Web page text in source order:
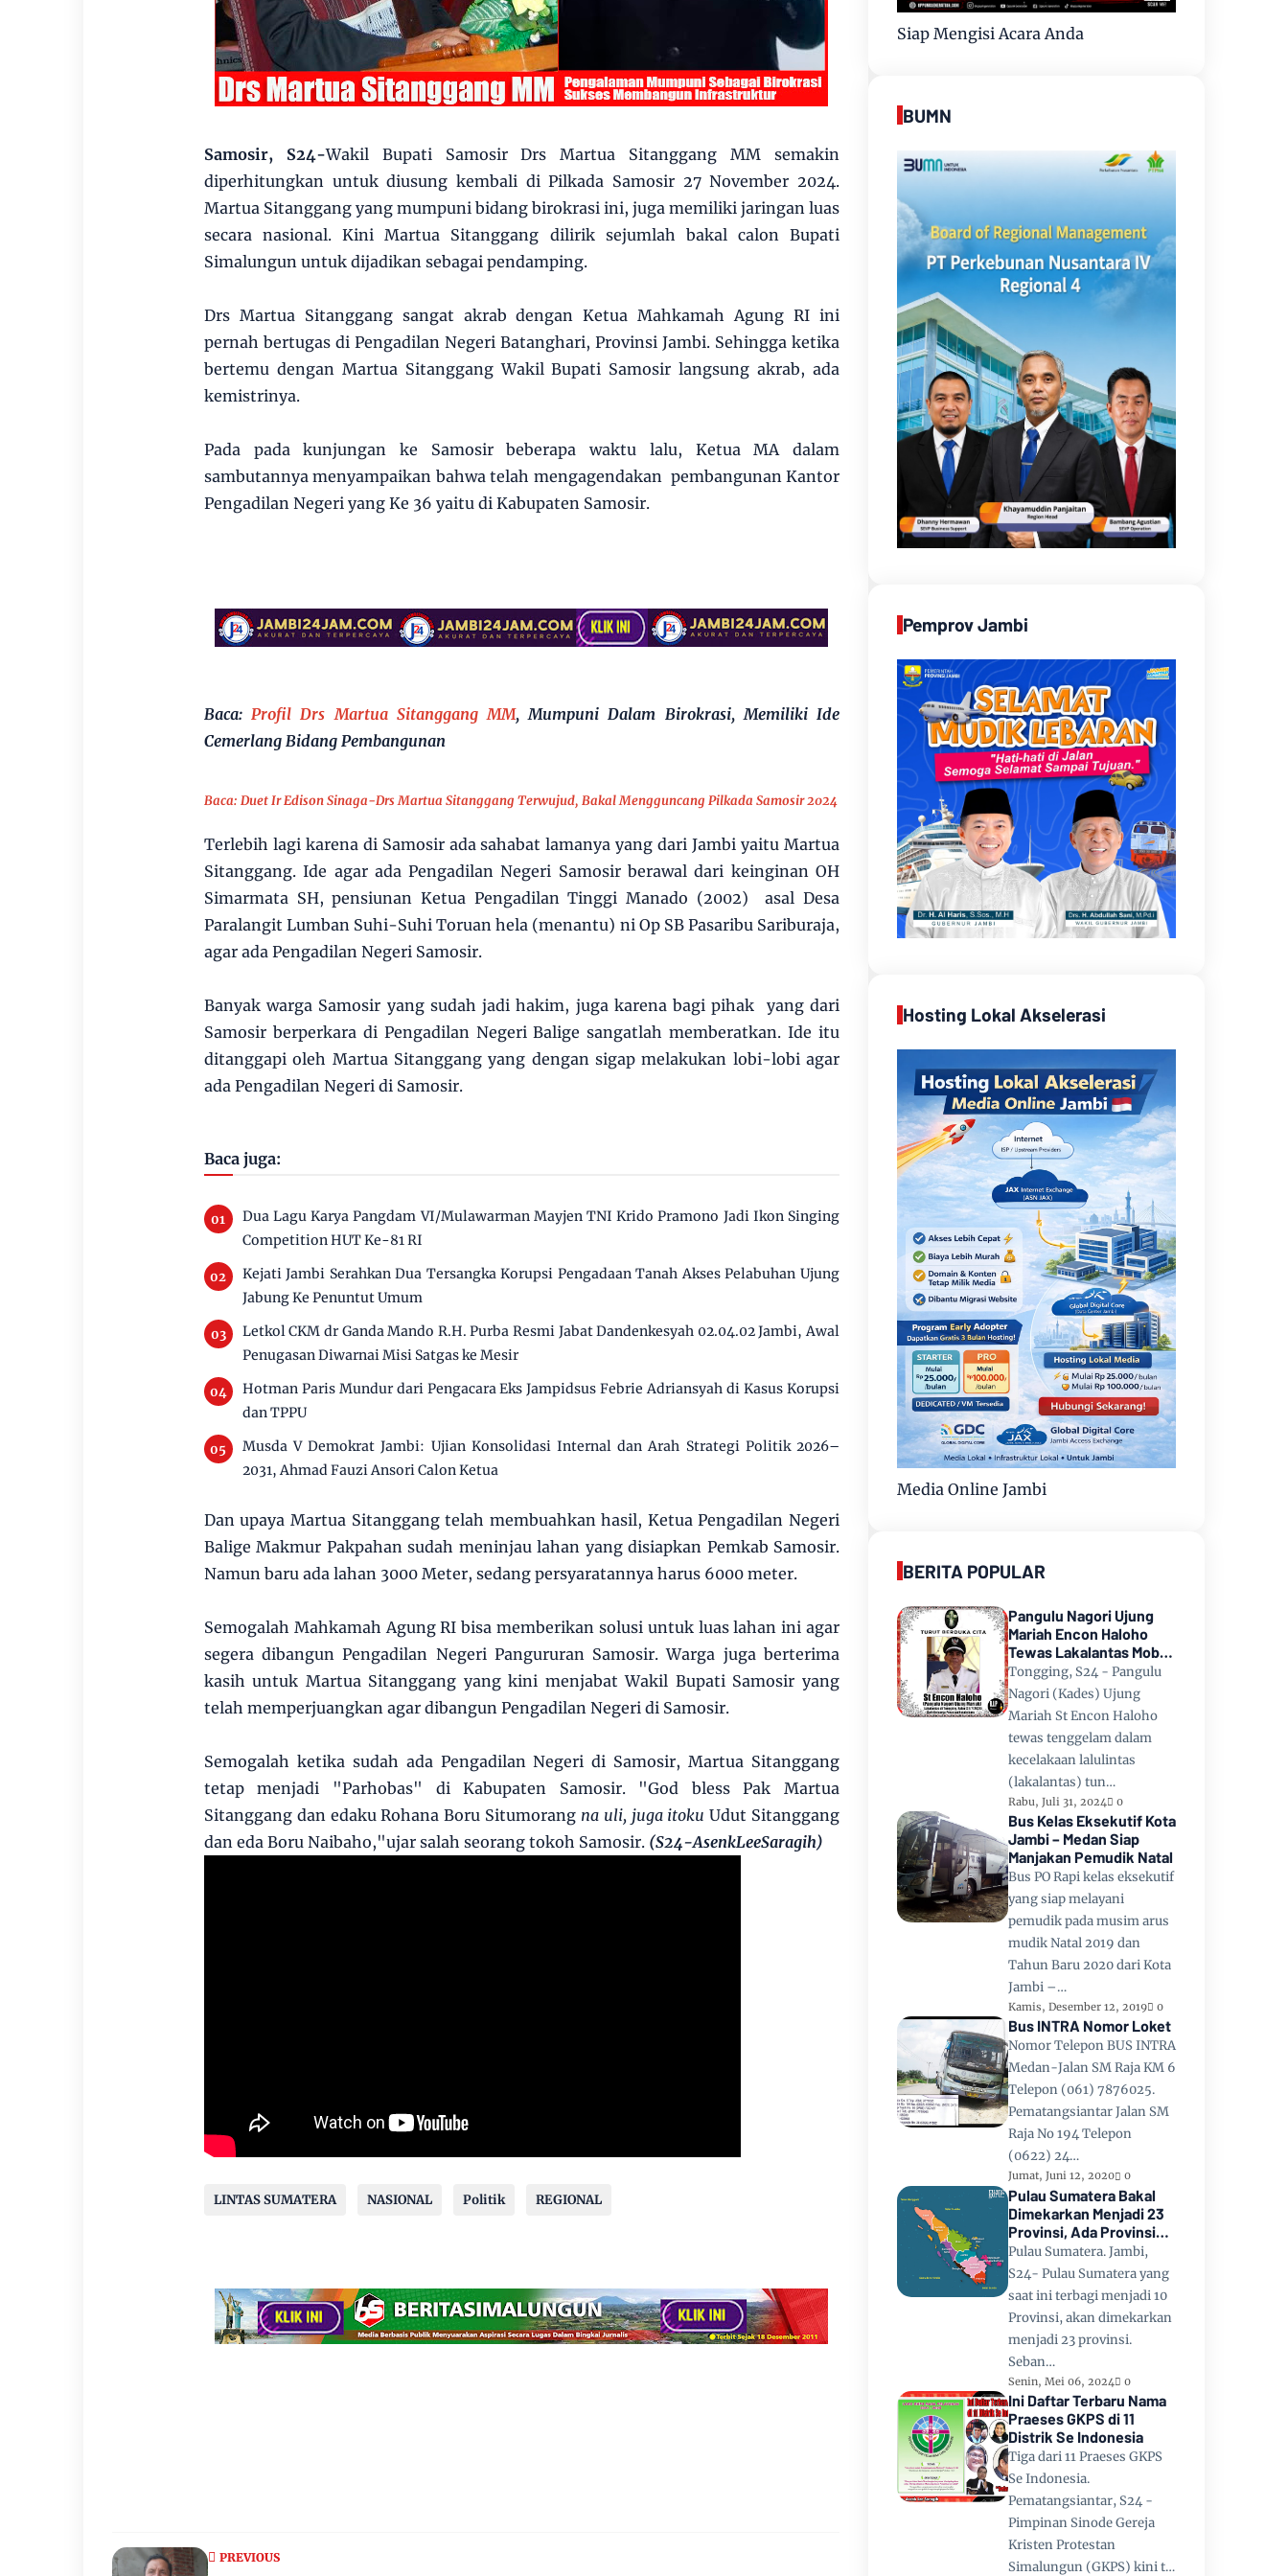
Samosir, S24-Wakil Bupati Samosir Drs Martua Sitanggang MM semakin
diperhitungkan untuk diusung kembali di Pilkada Samosir 27 November 2024.
Martua Sitanggang yang mumpuni bidang birokrasi ini, juga memiliki jaringan luas
secara nasional. Kini Martua Sitanggang dilirik sejumlah bakal calon Bupati
Simalungun untuk dijadikan sebagai pendamping.
Drs Martua Sitanggang sangat akrab dengan Ketua Mahkamah Agung RI ini
pernah bertugas di Pengadilan Negeri Batanghari, Provinsi Jambi. Sehingga ketika
bertemu dengan Martua Sitanggang Wakil Bupati Samosir langsung akrab, ada
kemistrinya.
Pada pada kunjungan ke Samosir beberapa waktu lalu, Ketua MA dalam
sambutannya menyampaikan bahwa telah mengagendakan pembangunan Kantor
Pengadilan Negeri yang Ke 36 yaitu di Kabupaten Samosir.
Baca:Profil Drs Martua Sitanggang MM, Mumpuni Dalam Birokrasi, Memiliki Ide
Cemerlang Bidang Pembangunan
Baca: Duet Ir Edison Sinaga-Drs Martua Sitanggang Terwujud, Bakal Mengguncang Pilkada Samosir 2024
Terlebih lagi karena di Samosir ada sahabat lamanya yang dari Jambi yaitu Martua
Sitanggang. Ide agar ada Pengadilan Negeri Samosir berawal dari keinginan OH
Simarmata SH, pensiunan Ketua Pengadilan Tinggi Manado (2002) asal Desa
Paralangit Lumban Suhi-Suhi Toruan hela (menantu) ni Op SB Pasaribu Sariburaja,
agar ada Pengadilan Negeri Samosir.
Banyak warga Samosir yang sudah jadi hakim, juga karena bagi pihak yang dari
Samosir berperkara di Pengadilan Negeri Balige sangatlah memberatkan. Ide itu
ditanggapi oleh Martua Sitanggang yang dengan sigap melakukan lobi-lobi agar
ada Pengadilan Negeri di Samosir.
Baca juga:
Dua Lagu Karya Pangdam VI/Mulawarman Mayjen TNI Krido Pramono Jadi Ikon Singing
Competition HUT Ke-81 RI
Kejati Jambi Serahkan Dua Tersangka Korupsi Pengadaan Tanah Akses Pelabuhan Ujung
Jabung Ke Penuntut Umum
Letkol CKM dr Ganda Mando R.H. Purba Resmi Jabat Dandenkesyah 02.04.02 Jambi, Awal
Penugasan Diwarnai Misi Satgas ke Mesir
Hotman Paris Mundur dari Pengacara Eks Jampidsus Febrie Adriansyah di Kasus Korupsi
dan TPPU
Musda V Demokrat Jambi: Ujian Konsolidasi Internal dan Arah Strategi Politik 2026–
2031, Ahmad Fauzi Ansori Calon Ketua
Dan upaya Martua Sitanggang telah membuahkan hasil, Ketua Pengadilan Negeri
Balige Makmur Pakpahan sudah meninjau lahan yang disiapkan Pemkab Samosir.
Namun baru ada lahan 3000 Meter, sedang persyaratannya harus 6000 meter.
Semogalah Mahkamah Agung RI bisa memberikan solusi untuk luas lahan ini agar
segera dibangun Pengadilan Negeri Pangururan Samosir. Warga juga berterima
kasih untuk Martua Sitanggang yang kini menjabat Wakil Bupati Samosir yang
telah memperjuangkan agar dibangun Pengadilan Negeri di Samosir.
Semogalah ketika sudah ada Pengadilan Negeri di Samosir, Martua Sitanggang
tetap menjadi "Parhobas" di Kabupaten Samosir. "God bless Pak Martua
Sitanggang dan edaku Rohana Boru Situmorang na uli, juga itoku Udut Sitanggang
dan eda Boru Naibaho,"ujar salah seorang tokoh Samosir.(S24-AsenkLeeSaragih)
LINTAS SUMATERA NASIONAL Politik REGIONAL
PREVIOUS
Siap Mengisi Acara Anda
BUMN
Pemprov Jambi
Hosting Lokal Akselerasi
Media Online Jambi
BERITA POPULAR
Pangulu Nagori Ujung
Mariah Encon Haloho
Tewas Lakalantas Mobil
Terjun ke Danau Toba di
Tongging
Tongging, S24 - Pangulu
Nagori (Kades) Ujung
Mariah St Encon Haloho
tewas tenggelam dalam
kecelakaan lalulintas
(lakalantas) tun…
Rabu, Juli 31, 2024 0
Bus Kelas Eksekutif Kota
Jambi – Medan Siap
Manjakan Pemudik Natal
Bus PO Rapi kelas eksekutif
yang siap melayani
pemudik pada musim arus
mudik Natal 2019 dan
Tahun Baru 2020 dari Kota
Jambi –…
Kamis, Desember 12, 2019 0
Bus INTRA Nomor Loket
Nomor Telepon BUS INTRA
Medan-Jalan SM Raja KM 6
Telepon (061) 7876025.
Pematangsiantar Jalan SM
Raja No 194 Telepon
(0622) 24…
Jumat, Juni 12, 2020 0
Pulau Sumatera Bakal
Dimekarkan Menjadi 23
Provinsi, Ada Provinsi
Toba Raya dan Provinsi
Tapanuli
Pulau Sumatera. Jambi,
S24- Pulau Sumatera yang
saat ini terbagi menjadi 10
Provinsi, akan dimekarkan
menjadi 23 provinsi.
Seban…
Senin, Mei 06, 2024 0
Ini Daftar Terbaru Nama
Praeses GKPS di 11
Distrik Se Indonesia
Tiga dari 11 Praeses GKPS
Se Indonesia.
Pematangsiantar, S24 -
Pimpinan Sinode Gereja
Kristen Protestan
Simalungun (GKPS) kini t…